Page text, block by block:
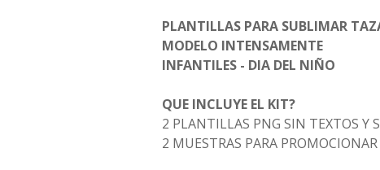
PLANTILLAS PARA SUBLIMAR
MODELO INTENSAMENTE
INFANTILES - DIA DEL NIÑO
QUE INCLUYE EL KIT?
2 PLANTILLAS PNG SIN TEXTOS Y
2 MUESTRAS PARA PROMOCIONAR